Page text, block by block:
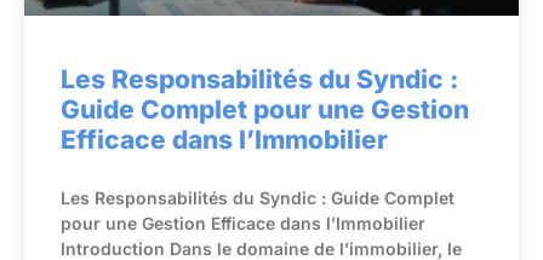
Les Responsabilités du Syndic :
Guide Complet pour une Gestion
Efficace dans l’Immobilier
Les Responsabilités du Syndic : Guide Complet
pour une Gestion Efficace dans l’Immobilier
Introduction Dans le domaine de l’immobilier, le